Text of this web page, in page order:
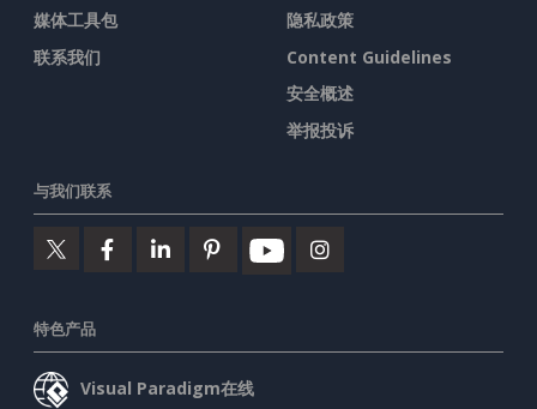
媒体工具包
联系我们
隐私政策
Content Guidelines
安全概述
举报投诉
与我们联系
特色产品
Visual Paradigm在线